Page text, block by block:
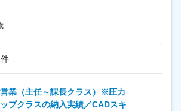
営業（主任～課長クラス）※圧力
プクラスの納入実績／CADスキ